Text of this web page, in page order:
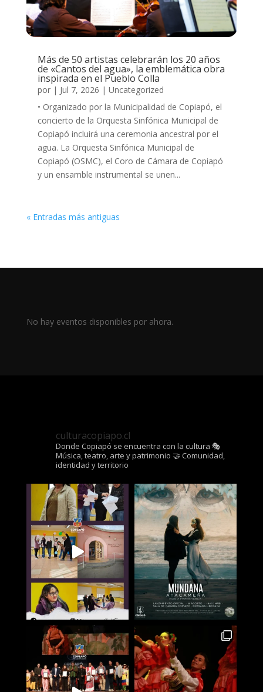
Más de 50 artistas celebrarán los 20 años
de «Cantos del agua», la emblemática obra
inspirada en el Pueblo Colla
por | Jul 7, 2026 | Uncategorized
• Organizado por la Municipalidad de Copiapó, el
concierto de la Orquesta Sinfónica Municipal de
Copiapó incluirá una ceremonia ancestral por el
agua. La Orquesta Sinfónica Municipal de
Copiapó (OSMC), el Coro de Cámara de Copiapó
y un ensamble instrumental se unen...
« Entradas más antiguas
No hay eventos disponibles por ahora.
culturacopiapo.cl
Donde Copiapó se encuentra con la cultura 🎭
Música, teatro, arte y patrimonio 🤝 Comunidad,
identidad y territorio